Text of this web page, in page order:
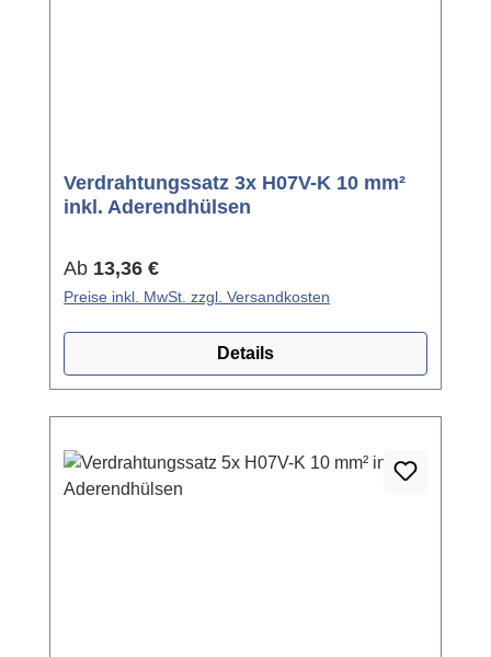
Verdrahtungssatz 3x H07V-K 10 mm²
inkl. Aderendhülsen
Regulärer Preis:
Ab 13,36 €
Preise inkl. MwSt. zzgl. Versandkosten
Details